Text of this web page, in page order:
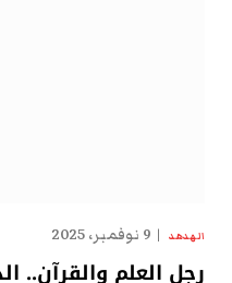
الهدهد 9 نوفمبر، 2025
رجل العلم والقرآن..